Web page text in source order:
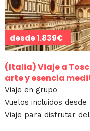
desde1.839€
(Italia)Viaje a
arte y esencia
Viaje en grupo
Vuelos incluidos desde
Viaje para disfrutar